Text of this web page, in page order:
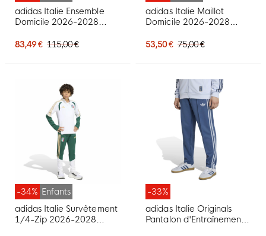
adidas Italie Ensemble
Domicile 2026-2028
83,49 € 115,00 €
adidas Italie Maillot
Domicile 2026-2028
53,50 € 75,00 €
-34% Enfants
adidas Italie Survêtement
1/4-Zip 2026-2028
-33%
adidas Italie Originals
Pantalon d'Entraînement